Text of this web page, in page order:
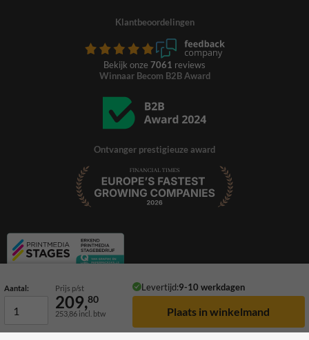
Aantal: Prijs p/st Levertijd:9-10 werkdagen
209,80
253,86 incl. btw
Klantbeoordelingen
Bekijk onze 7061 reviews
Winnaar Becom B2B Award
Ontvanger prestigieuze award
© 2026 TrafficSupply. Alle rechten voorbehouden.